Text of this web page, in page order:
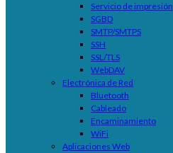
Servicio de impresión
SGBD
SMTP/SMTPS
SSH
SSL/TLS
WebDAV
Electrónica de Red
Bluetooth
Cableado
Encaminamiento
WiFi
Aplicaciones Web